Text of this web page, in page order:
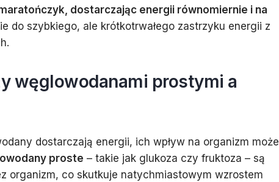
dostarczając energii równomiernie i na
do szybkiego, ale krótkotrwałego zastrzyku energii z
węglowodanami prostymi a
dostarczają energii, ich wpływ na organizm może
proste – takie jak glukoza czy fruktoza – są
organizm, co skutkuje natychmiastowym wzrostem